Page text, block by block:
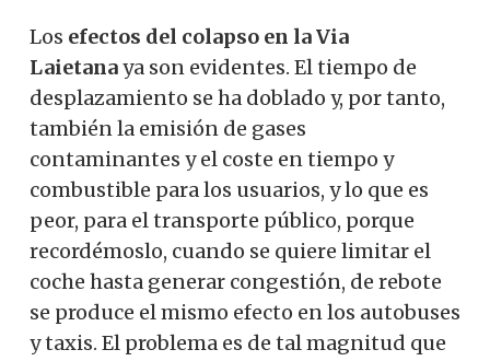
Los efectos del colapso en la Via
Laietanaya son evidentes. El tiempo de
desplazamiento se ha doblado y, por tanto,
también la emisión de gases
contaminantes y el coste en tiempo y
combustible para los usuarios, y lo que es
peor, para el transporte público, porque
recordémoslo, cuando se quiere limitar el
coche hasta generar congestión, de rebote
se produce el mismo efecto en los autobuses
y taxis. El problema es de tal magnitud que